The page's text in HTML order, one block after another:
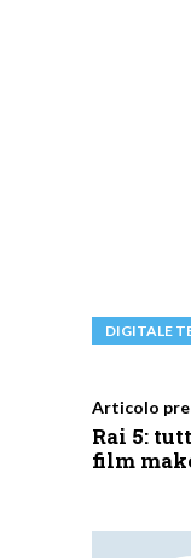
DIGITALE
Articolo
Rai 5:
film